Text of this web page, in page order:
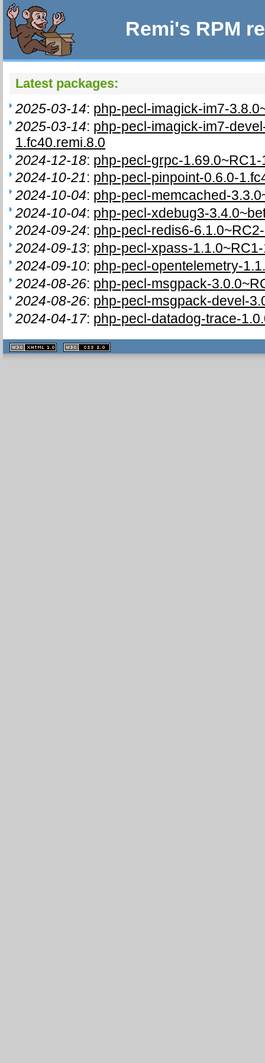
Remi's RPM
Latest packages:
2025-03-14: php-pecl-imagick-im7-
2025-03-14: php-pecl-imagick-im7-
1.fc40.remi.8.0
2024-12-18: php-pecl-grpc-
2024-10-21: php-pecl-pinpoint-0.6.0-
2024-10-04: php-pecl-memcached-
2024-10-04: php-pecl-xdebug3-
2024-09-24: php-pecl-redis6-
2024-09-13: php-pecl-xpass-
2024-09-10: php-pecl-opentelemetry-
2024-08-26: php-pecl-msgpack-
2024-08-26: php-pecl-msgpack-devel-
2024-04-17: php-pecl-datadog-trace-
XHTML
1.1 valide
2.0 valide